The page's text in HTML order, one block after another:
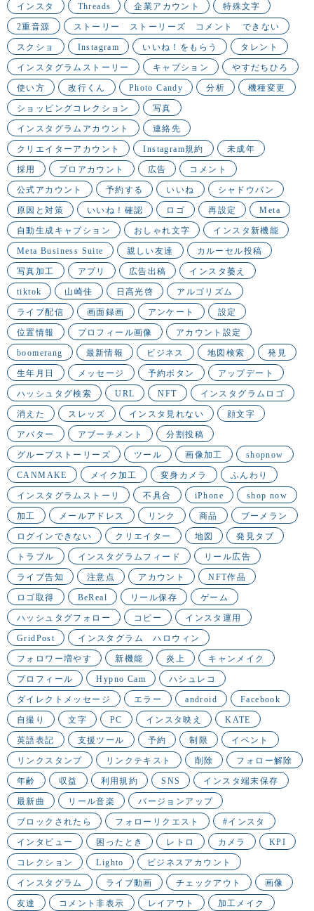
インスタ Threads 企業アカウント 特殊文字
2重音源 ストーリー ストーリーズ コメント できない
スクショ Instagram いいね！をもらう タレント
インスタグラムストーリー キャプション やすだちひろ
使い方 改行くん Photo Candy 分析 機種変更
ショッピングコレクション 写真
インスタグラムアカウント 連絡先
クリエイターアカウント Instagram規約 未成年
採用 プロアカウント 広告 コメント
公式アカウント 予約する いいね シャドウバン
原因と対策 いいね！確認 ロゴ 再設定 Meta
自動生成キャプション おしゃれ文字 インスタ新機能
Meta Business Suite 親しい友達 カルーセル投稿
写真加工 アプリ 広告出稿 インスタ萎え
tiktok 山崎佳 日高光啓 アルゴリズム
ライブ配信 画面録画 アンケート 設定
位置情報 プロフィール画像 アカウント設定
boomerang 最新情報 ビジネス 地図検索 発見
生年月日 メッセージ 予約ボタン アップデート
ハッシュタグ検索 URL NFT インスタグラムロゴ
消えた スレッズ インスタ見れない 顔文字
アバター アブーチメント 分割投稿
グループストーリーズ ツール 画像加工 shopnow
CANMAKE メイク加工 変身カメラ ふんわり
インスタグラムストーリ 不具合 iPhone shop now
加工 メールアドレス リンク 商品 ブーメラン
ログインできない クリエイター 地図 発見タブ
トラブル インスタグラムフィード リール広告
ライブ告知 注意点 アカウント NFT作品
ロゴ取得 BeReal リール保存 ゲーム
ハッシュタグフォロー コピー インスタ運用
GridPost インスタグラム ハロウィン
フォロワー増やす 新機能 炎上 キャンメイク
プロフィール Hypno Cam ハシュレコ
ダイレクトメッセージ エラー android Facebook
自撮り 文字 PC インスタ映え KATE
英語表記 支援ツール 予約 制限 イベント
リンクスタンプ リンクテキスト 削除 フォロー解除
年齢 収益 利用規約 SNS インスタ端末保存
最新曲 リール音楽 バージョンアップ
ブロックされたら フォローリクエスト #インスタ
インタビュー 困ったとき レトロ カメラ KPI
コレクション Lighto ビジネスアカウント
インスタグラム ライブ動画 チェックアウト 画像
友達 コメント非表示 レイアウト 加工メイク